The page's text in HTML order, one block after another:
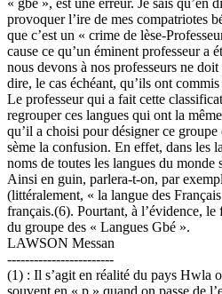
« gbé », est une erreur. Je sais qu’en
provoquer l’ire de mes compatriotes
que c’est un « crime de lèse-
cause ce qu’un éminent professeur a
nous devons à nos professeurs ne
dire, le cas échéant, qu’ils ont commis
Le professeur qui a fait cette
regrouper ces langues qui ont la
qu’il a choisi pour désigner ce
sème la confusion. En effet, dans les
noms de toutes les langues du monde
Ainsi en guin, parlera-t-on, par
(littéralement, « la langue des
français.(6). Pourtant, à l’évidence, le
du groupe des « Langues Gbé ».
LAWSON Messan
------------------------
(1) : Il s’agit en réalité du pays Hwla